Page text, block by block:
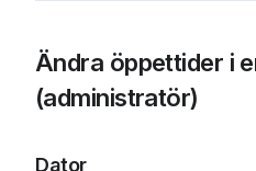
Ändra öppettider i
(administratör)
Dator